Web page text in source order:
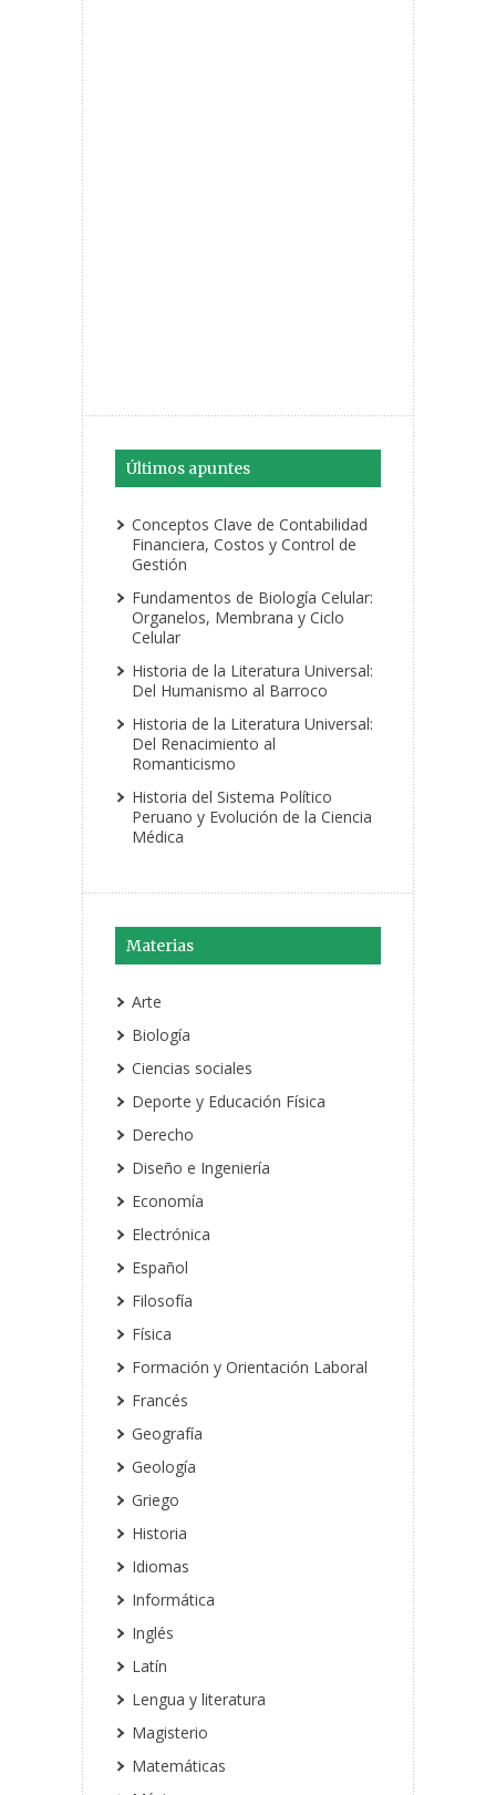
Últimos apuntes
Conceptos Clave de Contabilidad
Financiera, Costos y Control de
Gestión
Fundamentos de Biología Celular:
Organelos, Membrana y Ciclo
Celular
Historia de la Literatura Universal:
Del Humanismo al Barroco
Historia de la Literatura Universal:
Del Renacimiento al
Romanticismo
Historia del Sistema Político
Peruano y Evolución de la Ciencia
Médica
Materias
Arte
Biología
Ciencias sociales
Deporte y Educación Física
Derecho
Diseño e Ingeniería
Economía
Electrónica
Español
Filosofía
Física
Formación y Orientación Laboral
Francés
Geografía
Geología
Griego
Historia
Idiomas
Informática
Inglés
Latín
Lengua y literatura
Magisterio
Matemáticas